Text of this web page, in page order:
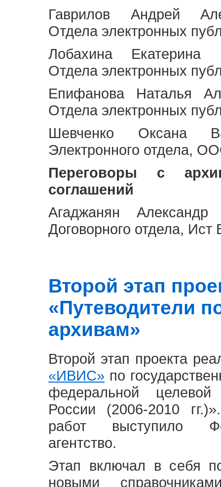
Гаврилов Андрей
Отдела электронных
Лобахина Екатерина
Отдела электронных
Епифанова Наталья
Отдела электронных
Шевченко Оксана
Электронного отдела,
Переговоры с
соглашений
Агаджанян Александр
Договорного отдела,
Второй этап
«Путеводители
архивам»
Второй этап проекта
«ИВИС» по
федеральной
России (2006-2010
работ выступило
агентство.
Этап включал в себя
новыми